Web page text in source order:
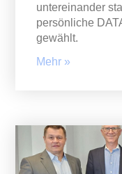
untereinander
persönliche
gewählt.
Mehr »